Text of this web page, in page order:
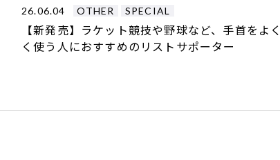
26.06.04 OTHER SPECIAL
【新発売】ラケット競技や野球など、手首をよ
く使う人におすすめのリストサポーター